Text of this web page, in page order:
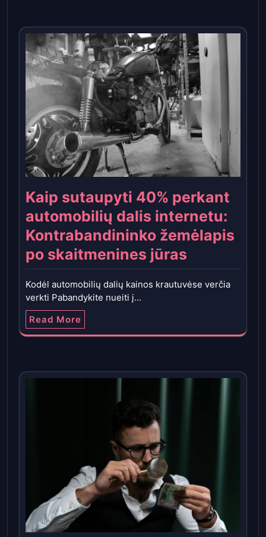
Kaip sutaupyti 40% perkant
automobilių dalis internetu:
Kontrabandininko žemėlapis
po skaitmenines jūras
Kodėl automobilių dalių kainos krautuvėse verčia
verkti Pabandykite nueiti į…
Read More